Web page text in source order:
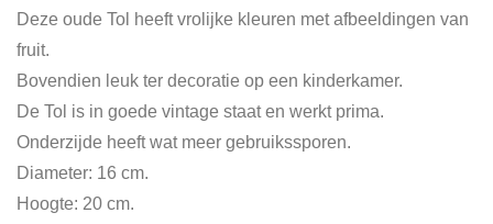
Deze oude Tol heeft vrolijke kleuren met afbeeldingen van
fruit.
Bovendien leuk ter decoratie op een kinderkamer.
De Tol is in goede vintage staat en werkt prima.
Onderzijde heeft wat meer gebruikssporen.
Diameter: 16 cm.
Hoogte: 20 cm.